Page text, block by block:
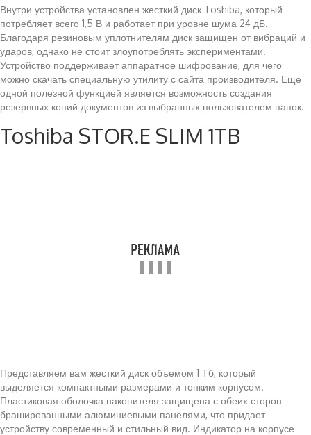
Внутри устройства установлен жесткий диск Toshiba, который
потребляет всего 1,5 В и работает при уровне шума 24 дБ.
Благодаря резиновым уплотнителям диск защищен от вибраций и
ударов, однако не стоит злоупотреблять экспериментами.
Устройство поддерживает аппаратное шифрование, для чего
можно скачать специальную утилиту с сайта производителя. Еще
одной полезной функцией является возможность создания
резервных копий документов из выбранных пользователем папок.
Toshiba STOR.E SLIM 1TB
Представляем вам жесткий диск объемом 1 Тб, который
выделяется компактными размерами и тонким корпусом.
Пластиковая оболочка накопителя защищена с обеих сторон
брашированными алюминиевыми панелями, что придает
устройству современный и стильный вид. Индикатор на корпусе